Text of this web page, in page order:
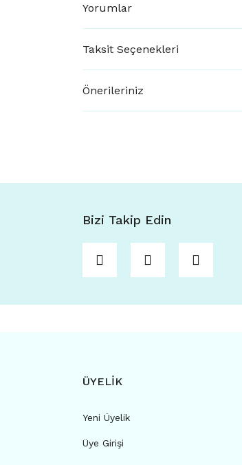
Yorumlar
Taksit Seçenekleri
Önerileriniz
Bizi Takip Edin
ÜYELİK
Yeni Üyelik
Üye Girişi